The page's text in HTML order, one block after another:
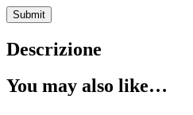
Descrizione
You may also like…